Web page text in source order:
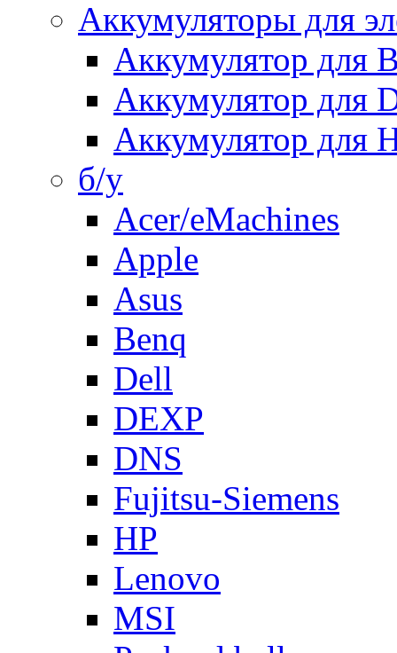
Аккумуляторы для
Аккумулятор для
Аккумулятор для
Аккумулятор для
б/у
Acer/eMachines
Apple
Asus
Benq
Dell
DEXP
DNS
Fujitsu-Siemens
HP
Lenovo
MSI